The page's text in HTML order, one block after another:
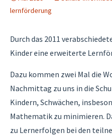
lernförderung
Durch das 2011
Kinder eine erweiterte
Dazu kommen zwei Mal die
Nachmittag zu uns in die
Kindern, Schwächen,
Mathematik zu minimieren.
zu Lernerfolgen bei den